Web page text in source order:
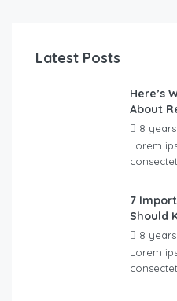
Latest Posts
Here’s
About
8
Lorem
7
Should
8
Lorem